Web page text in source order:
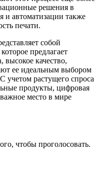
решения в
и автоматизации также
печати.
собой
предлагает
качество,
ее идеальным выбором
учетом растущего спроса
продукты, цифровая
место в мире
чтобы проголосовать.